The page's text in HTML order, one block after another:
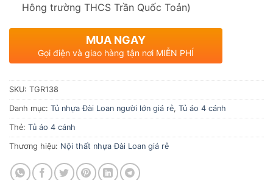
Hông trường THCS Trần Quốc Toản)
MUA NGAY
Gọi điện và giao hàng tận nơi MIỄN PHÍ
SKU: TGR138
Danh mục: Tủ nhựa Đài Loan người lớn giá rẻ, Tủ áo 4 cánh
Thẻ: Tủ áo 4 cánh
Thương hiệu: Nội thất nhựa Đài Loan giá rẻ